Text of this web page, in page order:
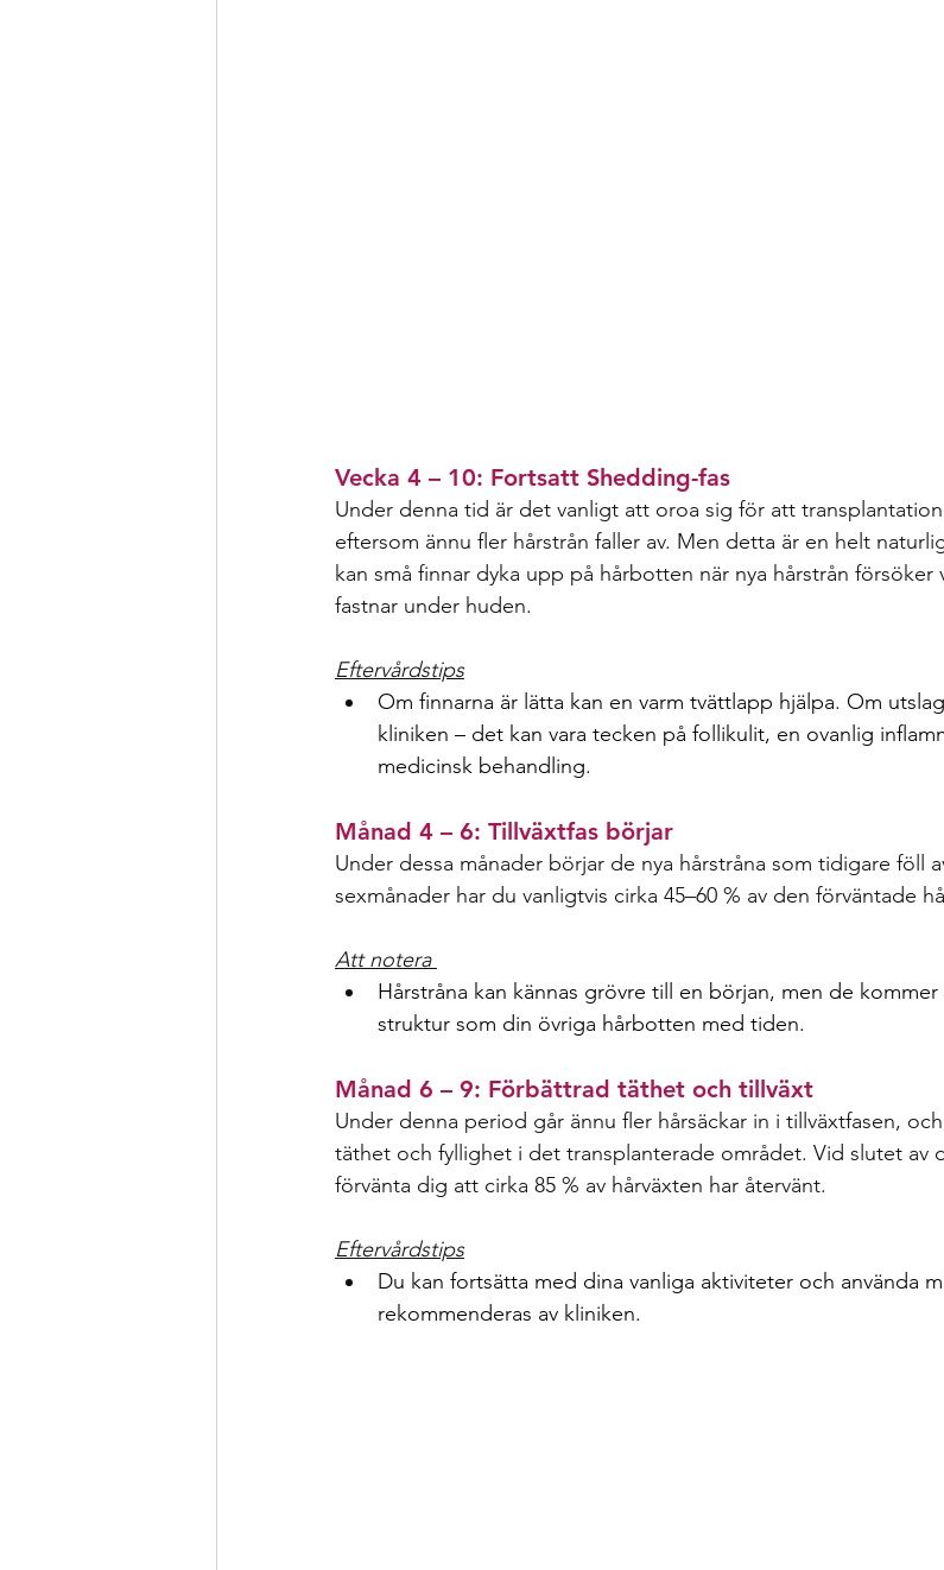
Vecka 4 – 10: Fortsatt Shedding-fas
Under denna tid är det vanligt att oroa sig för att
eftersom ännu fler hårstrån faller av. Men detta är en helt
kan små finnar dyka upp på hårbotten när nya hårstrån försöker
fastnar under huden.
Eftervårdstips
Om finnarna är lätta kan en varm tvättlapp hjälpa. Om
kliniken – det kan vara tecken på follikulit, en ovanlig
medicinsk behandling.
Månad 4 – 6: Tillväxtfas börjar
Under dessa månader börjar de nya hårstråna som tidigare föll
sexmånader har du vanligtvis cirka 45–60 % av den förväntade
Att notera
Hårstråna kan kännas grövre till en början, men de
struktur som din övriga hårbotten med tiden.
Månad 6 – 9: Förbättrad täthet och tillväxt
Under denna period går ännu fler hårsäckar in i tillväxtfasen,
täthet och fyllighet i det transplanterade området. Vid slutet av
förvänta dig att cirka 85 % av hårväxten har återvänt.
Eftervårdstips
Du kan fortsätta med dina vanliga aktiviteter och använda
rekommenderas av kliniken.